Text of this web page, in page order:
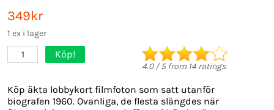
349kr
1 ex i lager
1 Köp!
4.0/5from 14 ratings
Köp äkta lobbykort filmfoton som satt utanför
biografen 1960. Ovanliga, de flesta slängdes när